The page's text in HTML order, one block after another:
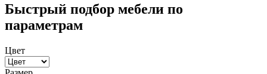
Быстрый подбор мебели по
параметрам
Цвет